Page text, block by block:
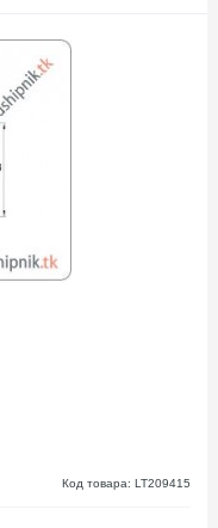
Код товара: LT209415